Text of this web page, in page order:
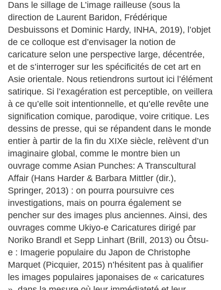
Dans le sillage de L’image railleuse (sous la
direction de Laurent Baridon, Frédérique
Desbuissons et Dominic Hardy, INHA, 2019), l’objet
de ce colloque est d’envisager la notion de
caricature selon une perspective large, décentrée,
et de s’interroger sur les spécificités de cet art en
Asie orientale. Nous retiendrons surtout ici l’élément
satirique. Si l’exagération est perceptible, on veillera
à ce qu’elle soit intentionnelle, et qu’elle revête une
signification comique, parodique, voire critique. Les
dessins de presse, qui se répandent dans le monde
entier à partir de la fin du XIXe siècle, relèvent d’un
imaginaire global, comme le montre bien un
ouvrage comme Asian Punches: A Transcultural
Affair (Hans Harder & Barbara Mittler (dir.),
Springer, 2013) : on pourra poursuivre ces
investigations, mais on pourra également se
pencher sur des images plus anciennes. Ainsi, des
ouvrages comme Ukiyo-e Caricatures dirigé par
Noriko Brandl et Sepp Linhart (Brill, 2013) ou Ôtsu-
e : Imagerie populaire du Japon de Christophe
Marquet (Picquier, 2015) n’hésitent pas à qualifier
les images populaires japonaises de « caricatures